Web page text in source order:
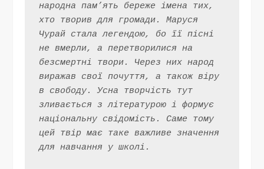
народна пам’ять береже імена тих,
хто творив для громади. Маруся
Чурай стала легендою, бо її пісні
не вмерли, а перетворилися на
безсмертні твори. Через них народ
виражав свої почуття, а також віру
в свободу. Усна творчість тут
зливається з літературою і формує
національну свідомість. Саме тому
цей твір має таке важливе значення
для навчання у школі.